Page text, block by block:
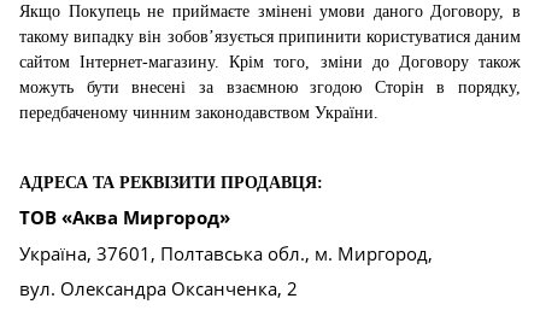
Якщо Покупець не приймаєте змінені умови даного Договору, в
такому випадку він зобов’язується припинити користуватися даним
сайтом Інтернет-магазину. Крім того, зміни до Договору також
можуть бути внесені за взаємною згодою Сторін в порядку,
передбаченому чинним законодавством України.
АДРЕСА ТА РЕКВІЗИТИ ПРОДАВЦЯ:
ТОВ «Аква Миргород»
Україна, 37601, Полтавська обл., м. Миргород,
вул. Олександра Оксанченка, 2